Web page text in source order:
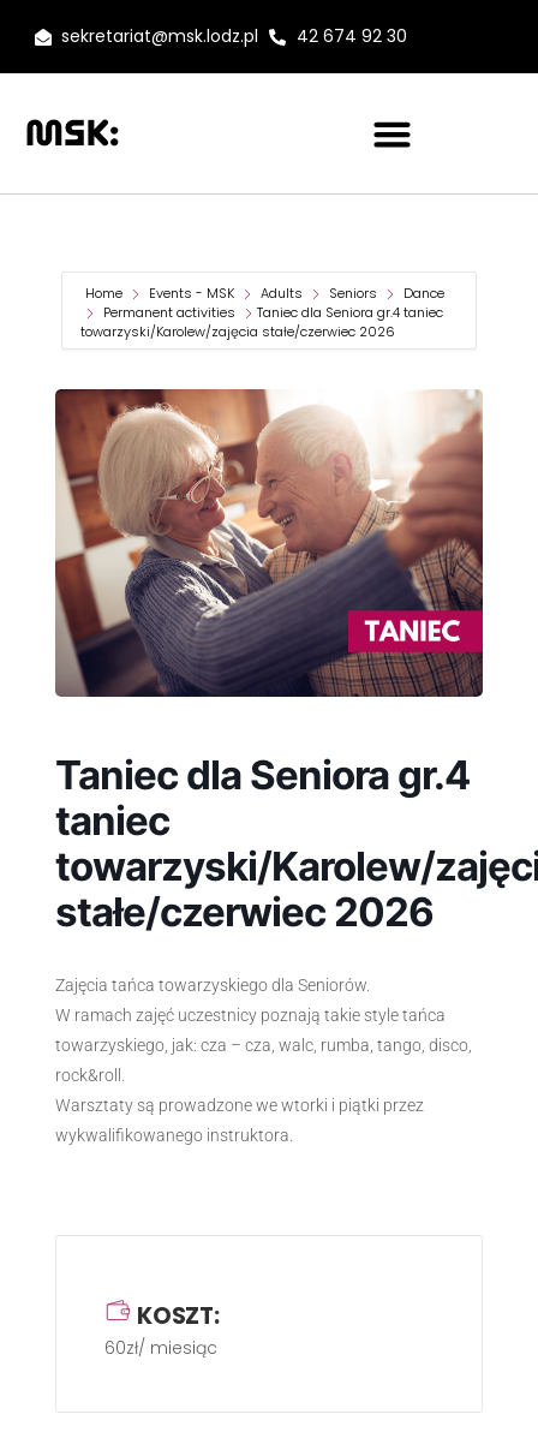
sekretariat@msk.lodz.pl 42 674 92 30
Home Events - MSK Adults Seniors
Dance
Permanent activities
Taniec dla Seniora gr.4 taniec
towarzyski/Karolew/zajęcia stałe/czerwiec 2026
Taniec dla Seniora gr.4
taniec
towarzyski/Karolew/
stałe/czerwiec 2026
Zajęcia tańca towarzyskiego dla Seniorów.
W ramach zajęć uczestnicy poznają takie style tańca
towarzyskiego, jak: cza – cza, walc, rumba, tango, disco,
rock&roll.
Warsztaty są prowadzone we wtorki i piątki przez
wykwalifikowanego instruktora.
KOSZT:
60zł/ miesiąc